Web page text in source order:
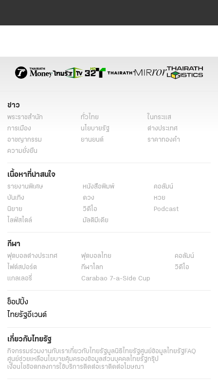
ข่าว
พระราชสำนัก ทั่วไทย
ในกระแส
การเมือง
นโยบายรัฐ
ต่างประเทศ
อาชญากรรม
ยานยนต์
ราคาทองคำ
ความยั่งยืน
เนื้อหาที่น่าสนใจ
รายงานพิเศษ หนังสือพิมพ์
คอลัมน์
บันเทิง
ดวง
หวย
นิยาย
วิดีโอ
Podcast
ไลฟ์สไตล์
มัลติมีเดีย
กีฬา
ฟุตบอลต่่างประเทศ ฟุตบอลไทย
คอลัมน์
ไฟต์สปอร์ต
กีฬาโลก
วิดีโอ
แกลเลอรี่
Carabao 7-a-Side Cup
ช็อปปิ้ง
ไทยรัฐอีเวนต์
เกี่ยวกับไทยรัฐ
กิจกรรมร่วมงานกับเราเกี่ยวกับไทยรัฐมูลนิธิไทยรัฐศูนย์ข้อมูลไทยรัฐFAQ
ศูนย์ช่วยเหลือนโยบายคุ้มครองข้อมูลส่วนบุคคลไทยรัฐกรุ๊ป
เงื่อนไขข้อตกลงการใช้บริการติดต่อเราติดต่อโฆษณา